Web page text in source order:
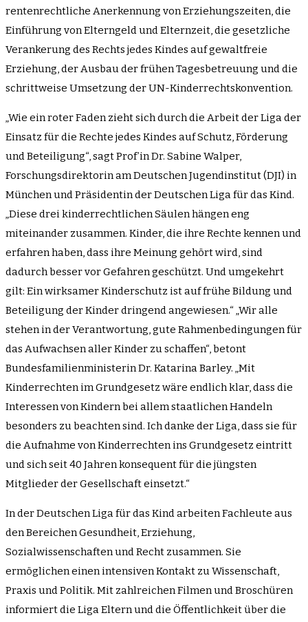
rentenrechtliche Anerkennung von Erziehungszeiten, die
Einführung von Elterngeld und Elternzeit, die gesetzliche
Verankerung des Rechts jedes Kindes auf gewaltfreie
Erziehung, der Ausbau der frühen Tagesbetreuung und die
schrittweise Umsetzung der UN-Kinderrechtskonvention.
„Wie ein roter Faden zieht sich durch die Arbeit der Liga der
Einsatz für die Rechte jedes Kindes auf Schutz, Förderung
und Beteiligung“, sagt Prof’in Dr. Sabine Walper,
Forschungsdirektorin am Deutschen Jugendinstitut (DJI) in
München und Präsidentin der Deutschen Liga für das Kind.
„Diese drei kinderrechtlichen Säulen hängen eng
miteinander zusammen. Kinder, die ihre Rechte kennen und
erfahren haben, dass ihre Meinung gehört wird, sind
dadurch besser vor Gefahren geschützt. Und umgekehrt
gilt: Ein wirksamer Kinderschutz ist auf frühe Bildung und
Beteiligung der Kinder dringend angewiesen.“ „Wir alle
stehen in der Verantwortung, gute Rahmenbedingungen für
das Aufwachsen aller Kinder zu schaffen“, betont
Bundesfamilienministerin Dr. Katarina Barley. „Mit
Kinderrechten im Grundgesetz wäre endlich klar, dass die
Interessen von Kindern bei allem staatlichen Handeln
besonders zu beachten sind. Ich danke der Liga, dass sie für
die Aufnahme von Kinderrechten ins Grundgesetz eintritt
und sich seit 40 Jahren konsequent für die jüngsten
Mitglieder der Gesellschaft einsetzt.“
In der Deutschen Liga für das Kind arbeiten Fachleute aus
den Bereichen Gesundheit, Erziehung,
Sozialwissenschaften und Recht zusammen. Sie
ermöglichen einen intensiven Kontakt zu Wissenschaft,
Praxis und Politik. Mit zahlreichen Filmen und Broschüren
informiert die Liga Eltern und die Öffentlichkeit über die